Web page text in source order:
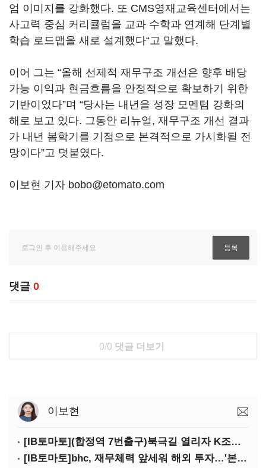
엄 이미지를 강화했다. 또 CMS영재교육센터에서는
사고력 중심 커리큘럼을 교과 수학과 연계해 단계별
학습 로드맵을 새로 설계했다“고 말했다.
이어 그는 “올해 선제적 재무구조 개선은 향후 배당
가능 이익과 현금흐름을 안정적으로 확보하기 위한
기반이었다”며 “당사는 내년을 성장 모멘텀 강화의
해로 보고 있다. 그동안 리뉴얼, 재무구조 개선 결과
가 내년 봄학기를 기점으로 본격적으로 가시화될 전
망이다”고 덧붙였다.
이보현 기자 bobo@etomato.com
댓글 0
0/0 댓글 더보기
이보현
[IB토마토](합정역 7번출구)북극길 열리자 K조선 뜬다
[IB토마토]bhc, 재무체력 앞세워 해외 투자…'본게임' 속도